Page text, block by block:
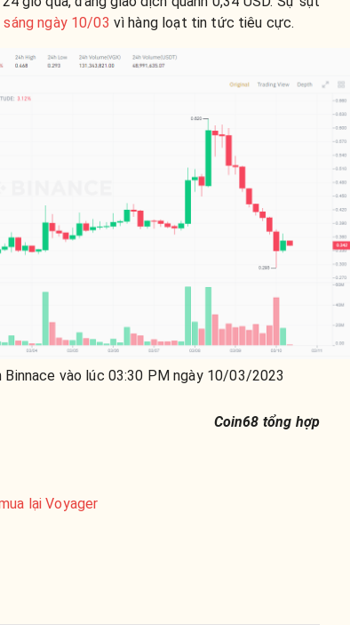
ngày 10/03 vì hàng loạt tin tức tiêu cực.
vào lúc 03:30 PM ngày 10/03/2023
Coin68 tổng hợp
lại Voyager